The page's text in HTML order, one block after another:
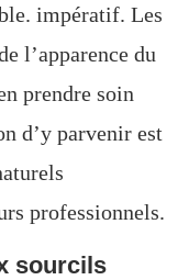
impératif. Les
l’apparence du
prendre soin
d’y parvenir est
professionnels.
sourcils